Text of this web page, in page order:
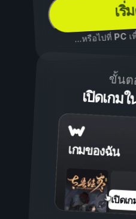
เริ่
...หรือไปที่ PCเ
ขั้นต
เปิดเกม
เกมของฉัน
เปิดเ